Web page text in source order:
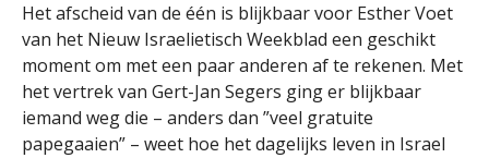
Het afscheid van de één is blijkbaar voor Esther Voet
van het Nieuw Israelietisch Weekblad een geschikt
moment om met een paar anderen af te rekenen. Met
het vertrek van Gert-Jan Segers ging er blijkbaar
iemand weg die – anders dan ”veel gratuite
papegaaien” – weet hoe het dagelijks leven in Israel